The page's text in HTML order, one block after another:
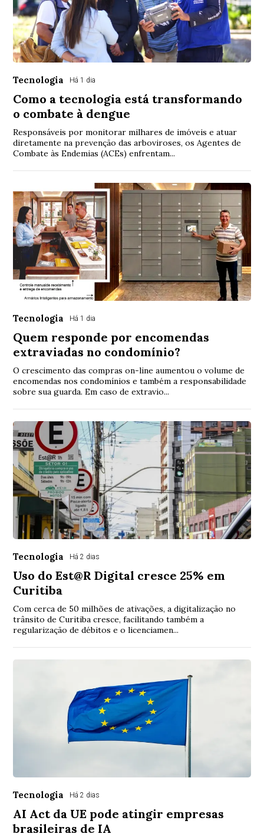
Tecnologia Há 1 dia
Como a tecnologia está transformando
o combate à dengue
Responsáveis por monitorar milhares de imóveis e atuar
diretamente na prevenção das arboviroses, os Agentes de
Combate às Endemias (ACEs) enfrentam...
Tecnologia Há 1 dia
Quem responde por encomendas
extraviadas no condomínio?
O crescimento das compras on-line aumentou o volume de
encomendas nos condomínios e também a responsabilidade
sobre sua guarda. Em caso de extravio...
Tecnologia Há 2 dias
Uso do Est@R Digital cresce 25% em
Curitiba
Com cerca de 50 milhões de ativações, a digitalização no
trânsito de Curitiba cresce, facilitando também a
regularização de débitos e o licenciamen...
Tecnologia Há 2 dias
AI Act da UE pode atingir empresas
brasileiras de IA